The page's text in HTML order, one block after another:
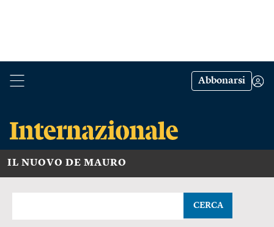
Abbonarsi
IL NUOVO DE MAURO
CERCA